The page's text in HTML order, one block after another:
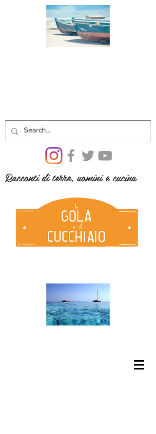
Racconti di terre, uomini e cucina